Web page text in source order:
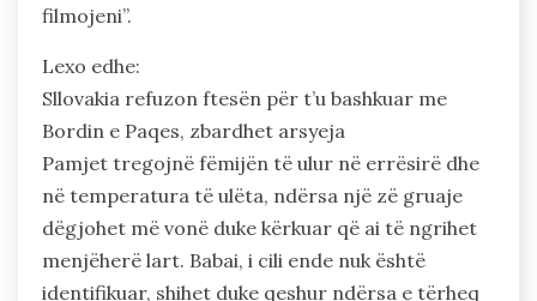
filmojeni”.
Lexo edhe:
Sllovakia refuzon ftesën për t’u bashkuar me
Bordin e Paqes, zbardhet arsyeja
Pamjet tregojnë fëmijën të ulur në errësirë dhe
në temperatura të ulëta, ndërsa një zë gruaje
dëgjohet më vonë duke kërkuar që ai të ngrihet
menjëherë lart. Babai, i cili ende nuk është
identifikuar, shihet duke qeshur ndërsa e tërheq